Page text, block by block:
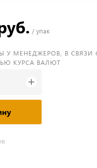
/ упак
У МЕНЕДЖЕРОВ, В СВЯЗИ
КУРСА ВАЛЮТ
+